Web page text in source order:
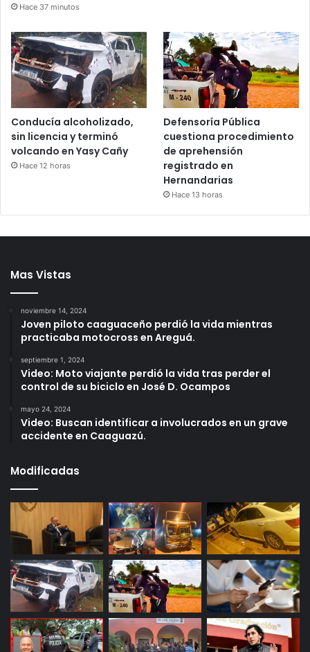
Hace 37 minutos
Conducía alcoholizado,
sin licencia y terminó
volcando en Yasy Cañy
Hace 12 horas
Defensoría Pública
cuestiona procedimiento
de aprehensión
registrado en
Hernandarias
Hace 13 horas
Mas Vistas
noviembre 14, 2024
Joven piloto caaguaceño perdió la vida mientras
practicaba motocross en Areguá.
septiembre 1, 2024
Video: Moto viajante perdió la vida tras perder el
control de su biciclo en José D. Ocampos
mayo 24, 2024
Video: Buscan identificar a involucrados en un grave
accidente en Caaguazú.
Modificadas